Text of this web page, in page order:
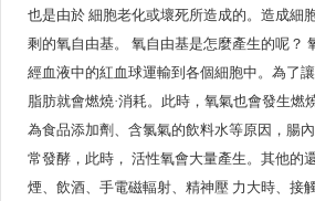
言
給
我
更
多
選
也是由於 細胞老化或壞死所造成的。造成細
剩的氧自由基。 氧自由基是怎麼產生的呢？
經血液中的紅血球運輸到各個細胞中。為了
脂肪就會燃燒·消耗。此時，氧氣也會發生燃
為食品添加劑、含氯氣的飲料水等原因，腸
常發酵，此時， 活性氧會大量產生。其他的
煙、飲酒、手電磁輻射、精神壓 力大時、接